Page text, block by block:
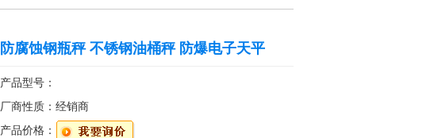
防腐蚀钢瓶秤 不锈钢油桶秤 防爆电子天平
产品型号：
厂商性质：经销商
产品价格：